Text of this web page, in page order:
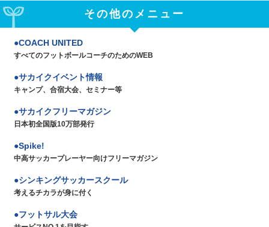
その他のメニュー
COACH UNITED
すべてのフットボールコーチのためのWEB
サカイクイベント情報
キャンプ、合宿大会、セミナー等
サカイクフリーマガジン
日本初全国版10万部発行
Spike!
中高サッカープレーヤー向けフリーマガジン
シンキングサッカースクール
考えるチカラが身に付く
フットサル大会